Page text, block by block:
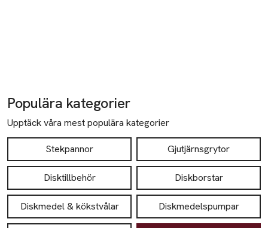
Populära kategorier
Upptäck våra mest populära kategorier
Stekpannor Gjutjärnsgrytor
Disktillbehör Diskborstar
Diskmedel & kökstvålar Diskmedelspumpar